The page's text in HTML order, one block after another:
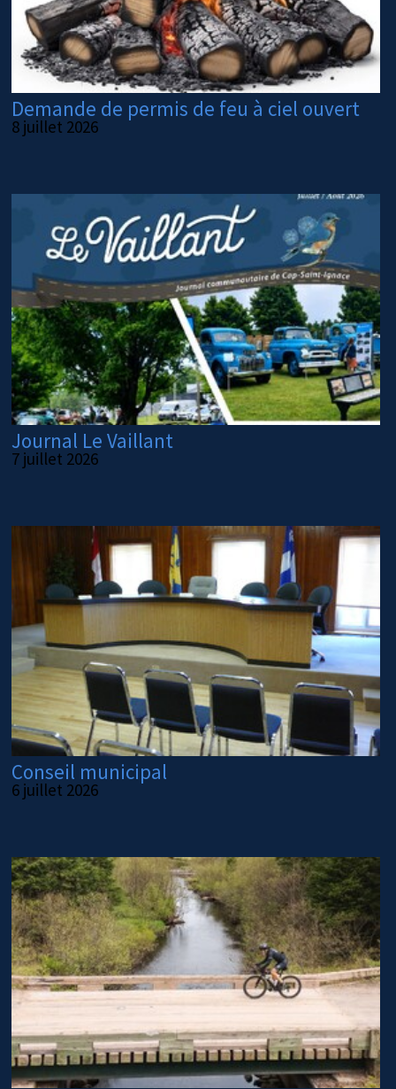
Demande de permis de feu à ciel ouvert
8 juillet 2026
Journal Le Vaillant
7 juillet 2026
Conseil municipal
6 juillet 2026